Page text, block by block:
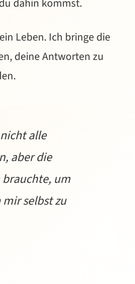
dahin kommst.
Leben. Ich bringe die
deine Antworten zu
alle
aber die
brauchte, um
selbst zu